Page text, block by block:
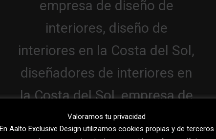
Valoramos tu privacidad
En Aalto Exclusive Design utilizamos cookies propias y de terceros